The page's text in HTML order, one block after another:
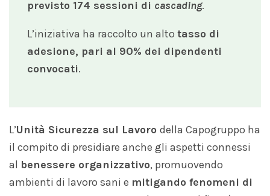
previsto 174 sessioni di cascading.
L’iniziativa ha raccolto un alto tasso di
adesione, pari al 90% dei dipendenti
convocati.
L’Unità Sicurezza sul Lavoro della Capogruppo ha
il compito di presidiare anche gli aspetti connessi
al benessere organizzativo, promuovendo
ambienti di lavoro sani e mitigando fenomeni di